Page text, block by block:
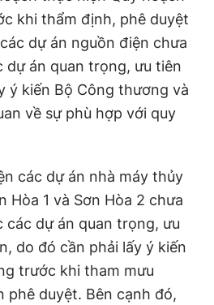
khi thẩm định, phê duyệt
dự án nguồn điện chưa
dự án quan trọng, ưu tiên
ý kiến Bộ Công thương và
về sự phù hợp với quy
các dự án nhà máy thủy
Hòa 1 và Sơn Hòa 2 chưa
các dự án quan trọng, ưu
do đó cần phải lấy ý kiến
trước khi tham mưu
phê duyệt. Bên cạnh đó,